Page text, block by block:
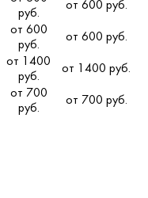
руб.
от 600 руб.
от 600
руб.
от 600 руб.
от 1400
руб.
от 1400 руб.
от 700
руб.
от 700 руб.